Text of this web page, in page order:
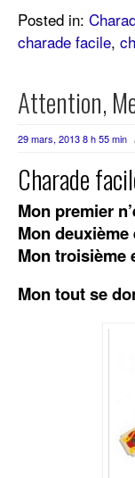
Posted in:
charade facile,
Attention,
29 mars, 2013 8 h 55 min
Charade
Mon premier
Mon
Mon troisième
Mon tout se